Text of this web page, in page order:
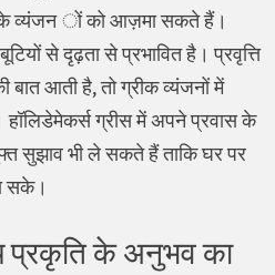
के व्यंजन ों को आज़मा सकते हैं।
से दृढ़ता से प्रभावित है। प्रवृत्ति
आती है, तो ग्रीक व्यंजनों में
ग्रीस में अपने प्रवास के
सुझाव भी ले सकते हैं ताकि घर पर
सके।
प्रकृति के अनुभव का